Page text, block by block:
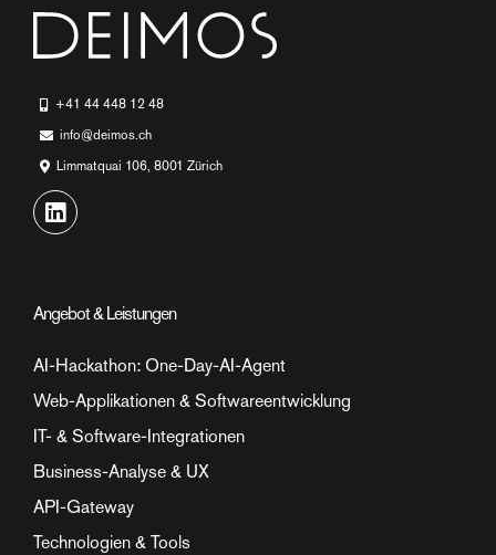
+41 44 448 12 48
info@deimos.ch
Limmatquai 106, 8001 Zürich
Angebot & Leistungen
AI-Hackathon: One-Day-AI-Agent
Web-Applikationen & Softwareentwicklung
IT- & Software-Integrationen
Business-Analyse & UX
API-Gateway
Technologien & Tools